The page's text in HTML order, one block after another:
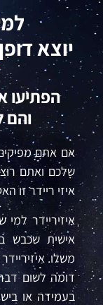
יוצא דופן
הפתיעו
והם
אם אתם
שלכם ואתם
איזי ריידר זו
איזיריידר
אישית שכבש
משלו.
דומה לשום
בעמידה או